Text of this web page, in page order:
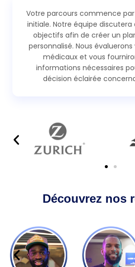
Votre parcours commence
initiale. Notre équipe discutera
objectifs afin de créer un
personnalisé. Nous
médicaux et vous
informations nécessaires
décision éclairée
Découvrez nos